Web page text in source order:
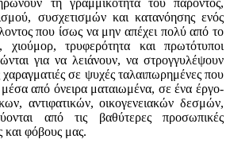
τη γραμμικότητα του παρόντος,
συσχετισμών και κατανόησης ενός
που ίσως να μην απέχει πολύ από το
χιούμορ, τρυφερότητα και πρωτότυποι
για να λειάνουν, να στρογγυλέψουν
χαραγματιές σε ψυχές ταλαιπωρημένες που
από όνειρα ματαιωμένα, σε ένα έργο-
αντιφατικών, οικογενειακών δεσμών,
από τις βαθύτερες προσωπικές
και φόβους μας.